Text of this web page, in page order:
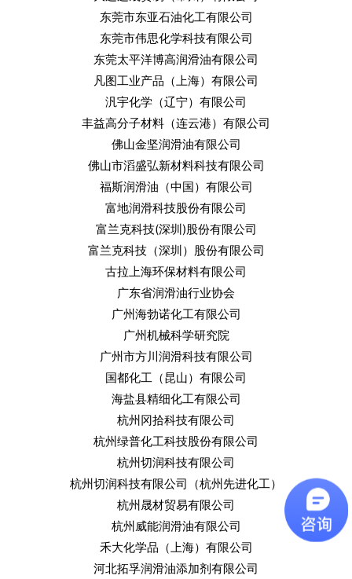
东莞市东亚石油化工有限公司
东莞市伟思化学科技有限公司
东莞太平洋博高润滑油有限公司
凡图工业产品（上海）有限公司
汎宇化学（辽宁）有限公司
丰益高分子材料（连云港）有限公司
佛山金坚润滑油有限公司
佛山市滔盛弘新材料科技有限公司
福斯润滑油（中国）有限公司
富地润滑科技股份有限公司
富兰克科技(深圳)股份有限公司
富兰克科技（深圳）股份有限公司
古拉上海环保材料有限公司
广东省润滑油行业协会
广州海勃诺化工有限公司
广州机械科学研究院
广州市方川润滑科技有限公司
国都化工（昆山）有限公司
海盐县精细化工有限公司
杭州冈拾科技有限公司
杭州绿普化工科技股份有限公司
杭州切润科技有限公司
杭州切润科技有限公司（杭州先进化工）
杭州晟材贸易有限公司
杭州威能润滑油有限公司
禾大化学品（上海）有限公司
河北拓孚润滑油添加剂有限公司